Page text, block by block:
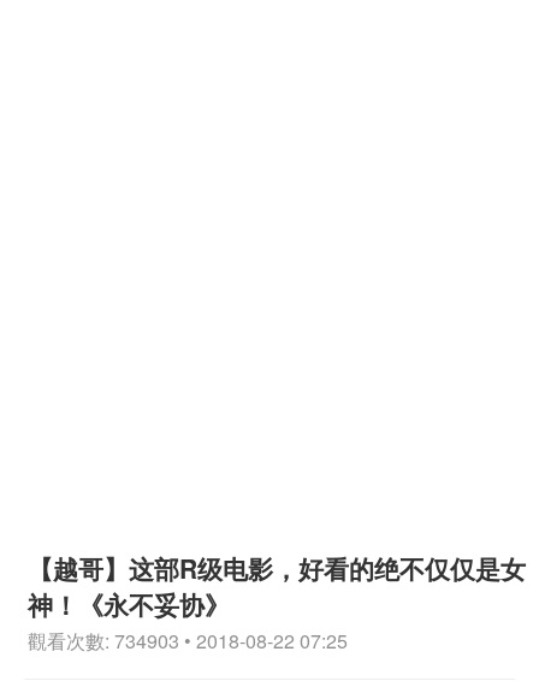
【越哥】这部R级电影，好看的绝不仅仅是女
神！《永不妥协》
觀看次數: 734903 • 2018-08-22 07:25